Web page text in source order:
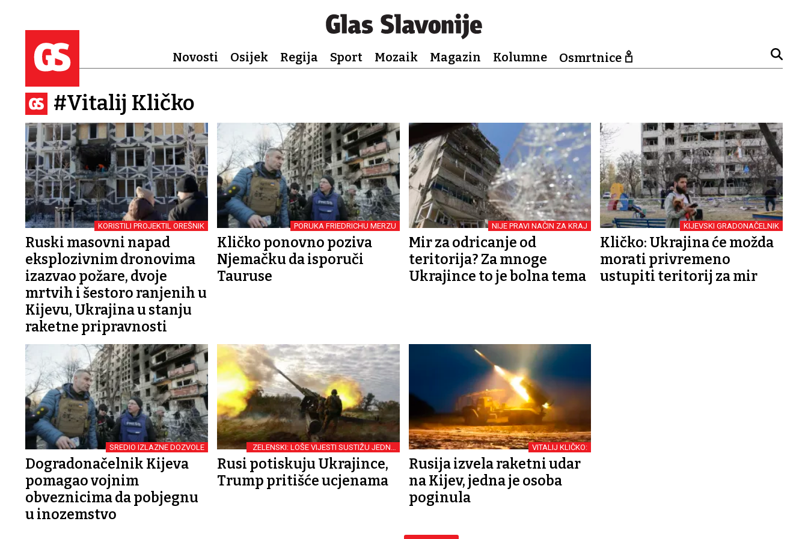
Novosti Osijek Regija Sport Mozaik Magazin Kolumne Osmrtnice
#Vitalij Kličko
KORISTILI PROJEKTIL OREŠNIK
Ruski masovni napad
eksplozivnim dronovima
izazvao požare, dvoje
mrtvih i šestoro ranjenih u
Kijevu, Ukrajina u stanju
raketne pripravnosti
PORUKA FRIEDRICHU MERZU
Kličko ponovno poziva
Njemačku da isporuči
Tauruse
NIJE PRAVI NAČIN ZA KRAJ
Mir za odricanje od
teritorija? Za mnoge
Ukrajince to je bolna tema
KIJEVSKI GRADONAČELNIK
Kličko: Ukrajina će možda
morati privremeno
ustupiti teritorij za mir
SREDIO IZLAZNE DOZVOLE
Dogradonačelnik Kijeva
pomagao vojnim
obveznicima da pobjegnu
u inozemstvo
ZELENSKI: LOŠE VIJESTI SUSTIŽU JEDNA
DRUGU
Rusi potiskuju Ukrajince,
Trump pritišće ucjenama
VITALIJ KLIČKO:
Rusija izvela raketni udar
na Kijev, jedna je osoba
poginula